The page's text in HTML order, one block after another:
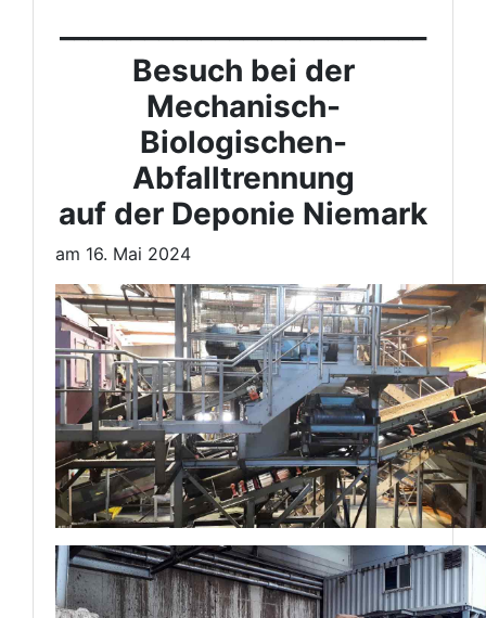
Besuch bei der
Mechanisch-
Biologischen-
Abfalltrennung
auf der Deponie Niemark
am 16. Mai 2024